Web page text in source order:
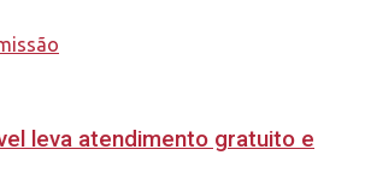
leva atendimento gratuito e